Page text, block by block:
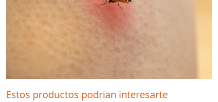
Estos productos podrian interesarte